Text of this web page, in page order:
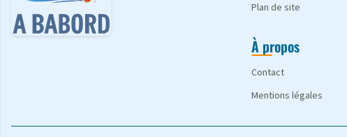
Plan de site
À propos
Contact
Mentions légales